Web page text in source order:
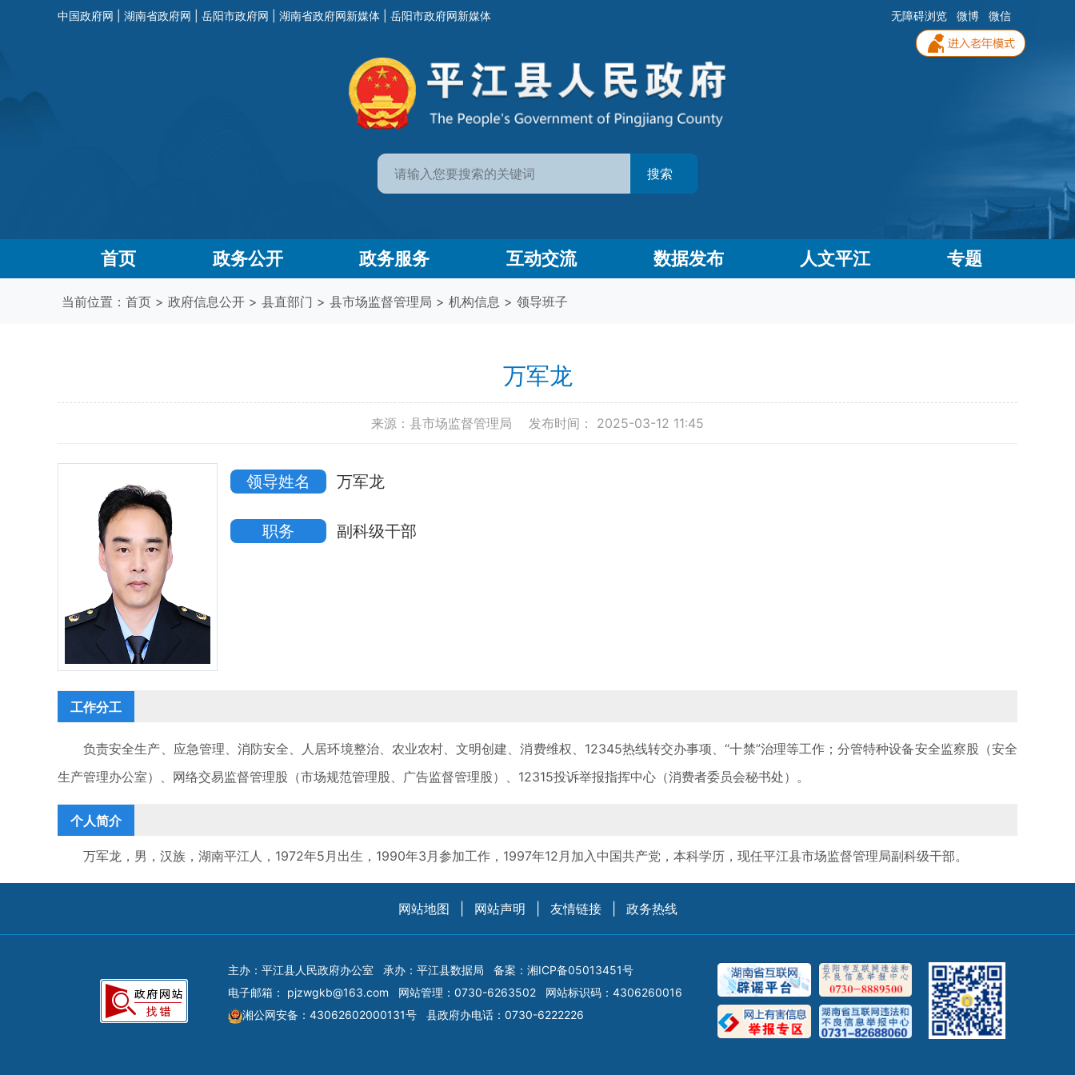
中国政府网 湖南省政府网 岳阳市政府网 湖南省政府网新媒体 岳阳市政府网新媒体 无障碍浏览 微博 微信
搜索
首页 政务公开 政务服务 互动交流 数据发布 人文平江 专题
当前位置： 首页 > 政府信息公开 > 县直部门 > 县市场监督管理局 > 机构信息 > 领导班子
万军龙
来源：县市场监督管理局 发布时间： 2025-03-12 11:45
领导姓名 万军龙
职务 副科级干部
工作分工
负责安全生产、应急管理、消防安全、人居环境整治、农业农村、文明创建、消费维权、12345热线转交办事项、“十禁”治理等工作；分管特种设备安全监察股（安全
生产管理办公室）、网络交易监督管理股（市场规范管理股、广告监督管理股）、12315投诉举报指挥中心（消费者委员会秘书处）。
个人简介
万军龙，男，汉族，湖南平江人，1972年5月出生，1990年3月参加工作，1997年12月加入中国共产党，本科学历，现任平江县市场监督管理局副科级干部。
网站地图 网站声明 友情链接 政务热线
主办：平江县人民政府办公室 承办：平江县数据局 备案： 湘ICP备05013451号
电子邮箱： pjzwgkb@163.com 网站管理：0730-6263502
网站标识码：4306260016
湘公网安备：43062602000131号
县政府办电话：0730-6222226